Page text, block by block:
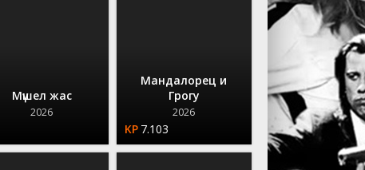
Мүшел жас
2026
Мандалорец и
Грогу
2026
7.103